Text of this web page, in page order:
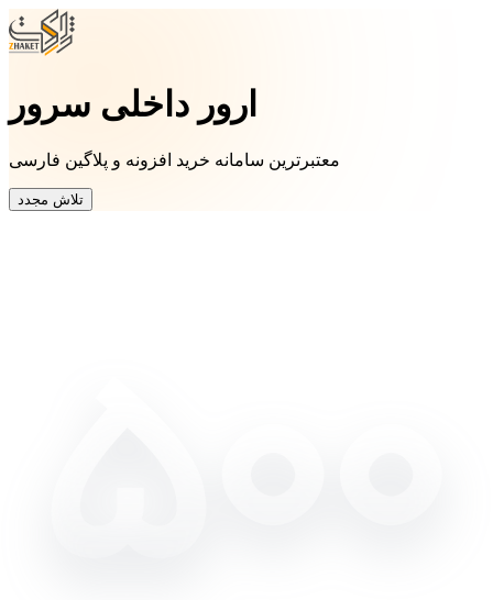
ارور داخلی سرور
معتبرترین سامانه خرید افزونه و پلاگین فارسی
تلاش مجدد